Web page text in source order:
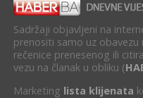
Sadržaji objavljeni na
prenositi samo uz obavezu
rečenice prenesenog ili
vezu na članak u obliku (
Marketing lista klijenata